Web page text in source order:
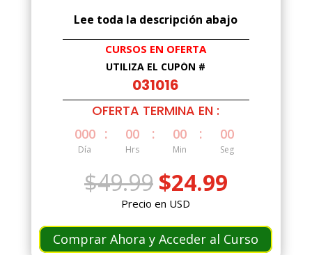
Lee toda la descripción abajo
CURSOS EN OFERTA
UTILIZA EL CUPÓN #
031016
OFERTA TERMINA EN :
000
Día
: 00
Hrs
: 00
Min
: 00
Seg
$49.99 El
precio
original
era:
$24.99El
es:
Precio en USD
Comprar Ahora y Acceder al Curso